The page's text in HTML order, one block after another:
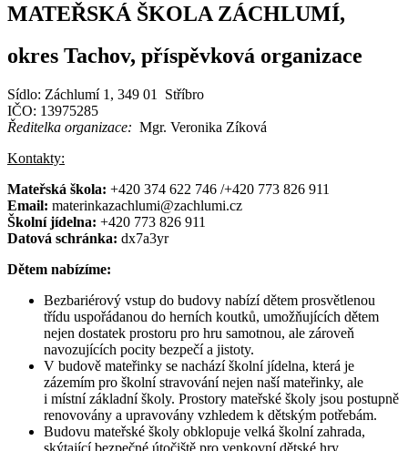
MATEŘSKÁ ŠKOLA ZÁCHLUMÍ,
okres Tachov, příspěvková organizace
Sídlo: Záchlumí 1, 349 01 Stříbro
IČO: 13975285
Ředitelka organizace: Mgr. Veronika Zíková
Kontakty:
Mateřská škola: +420 374 622 746 /+420 773 826 911
Email: materinkazachlumi@zachlumi.cz
Školní jídelna: +420 773 826 911
Datová schránka: dx7a3yr
Dětem nabízíme:
Bezbariérový vstup do budovy nabízí dětem prosvětlenou
třídu uspořádanou do herních koutků, umožňujících dětem
nejen dostatek prostoru pro hru samotnou, ale zároveň
navozujících pocity bezpečí a jistoty.
V budově mateřinky se nachází školní jídelna, která je
zázemím pro školní stravování nejen naší mateřinky, ale
i místní základní školy. Prostory mateřské školy jsou postupně
renovovány a upravovány vzhledem k dětským potřebám.
Budovu mateřské školy obklopuje velká školní zahrada,